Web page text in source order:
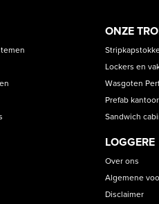
ONZE
Lockers en
Wasgoten
Prefab
Sandwich
LOGGERE
Over ons
Algemene
Disclaimer